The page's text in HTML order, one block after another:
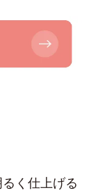
く仕上げる